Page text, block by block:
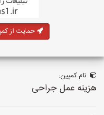
حمایت از
نام کمپین:
هزینه عمل جراحی